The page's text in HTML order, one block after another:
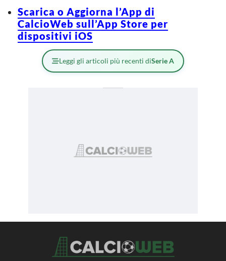
Scarica o Aggiorna l’App di
CalcioWeb sull’App Store per
dispositivi iOS
Leggi gli articoli più recenti diSerie A